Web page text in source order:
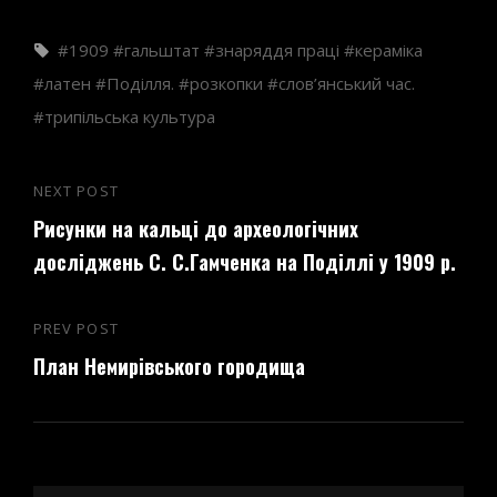
Tags,
1909 гальштат знаряддя праці
кераміка
латен
Поділля. розкопки
слов’янський час.
трипільська культура
Навігація
записів
Previous
Post
PREV POST
План Немирівського городища
Next
Post
NEXT POST
Рисунки на кальці до археологічних
досліджень С. С.Гамченка на Поділлі у 1909 р.